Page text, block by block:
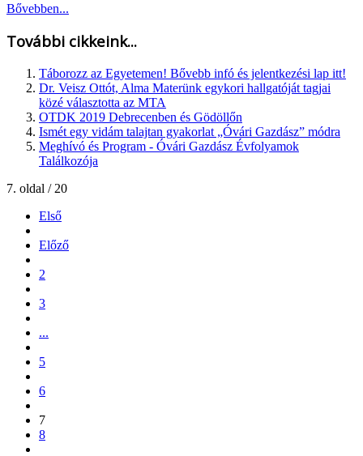
Bővebben...
További cikkeink...
Táborozz az Egyetemen! Bővebb infó és jelentkezési lap itt!
Dr. Veisz Ottót, Alma Materünk egykori hallgatóját tagjai
közé választotta az MTA
OTDK 2019 Debrecenben és Gödöllőn
Ismét egy vidám talajtan gyakorlat „Óvári Gazdász” módra
Meghívó és Program - Óvári Gazdász Évfolyamok
Találkozója
7. oldal / 20
Első
Előző
2
3
...
5
6
7
8